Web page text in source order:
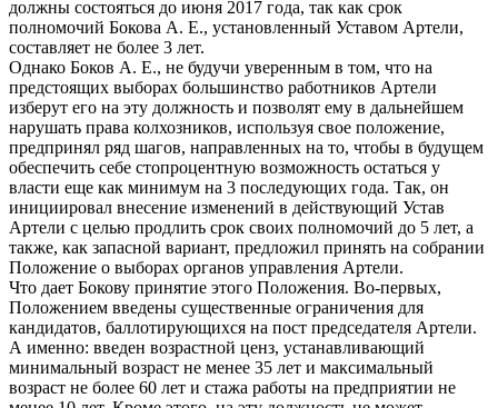
должны состояться до июня 2017 года, так как срок
полномочий Бокова А. Е., установленный Уставом Артели,
составляет не более 3 лет.
Однако Боков А. Е., не будучи уверенным в том, что на
предстоящих выборах большинство работников Артели
изберут его на эту должность и позволят ему в дальнейшем
нарушать права колхозников, используя свое положение,
предпринял ряд шагов, направленных на то, чтобы в будущем
обеспечить себе стопроцентную возможность остаться у
власти еще как минимум на 3 последующих года. Так, он
инициировал внесение изменений в действующий Устав
Артели с целью продлить срок своих полномочий до 5 лет, а
также, как запасной вариант, предложил принять на собрании
Положение о выборах органов управления Артели.
Что дает Бокову принятие этого Положения. Во-первых,
Положением введены существенные ограничения для
кандидатов, баллотирующихся на пост председателя Артели.
А именно: введен возрастной ценз, устанавливающий
минимальный возраст не менее 35 лет и максимальный
возраст не более 60 лет и стажа работы на предприятии не